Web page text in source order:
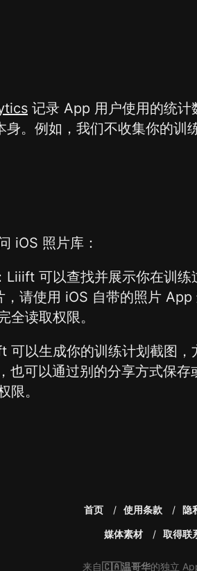
记录 App 用户使用的统计
。例如，我们不收集你的训
iOS 照片库：
Liiift 可以查找并展示你在训
请使用 iOS 自带的照片
读取权限。
可以生成你的训练计划截图
也可以通过别的分享方式保存
限。
首页 使用条款 隐
媒体素材 取得联
来自🇨🇦温哥华的独立